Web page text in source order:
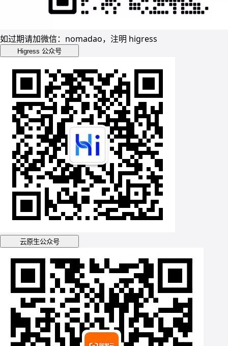
如过期请加微信：nomadao，注明 higress
Higress 公众号
云原生公众号